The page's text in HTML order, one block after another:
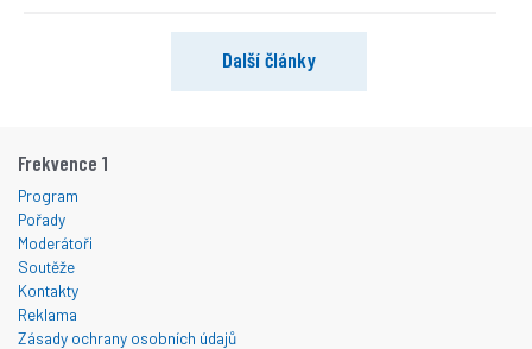
Další články
Frekvence 1
Program
Pořady
Moderátoři
Soutěže
Kontakty
Reklama
Zásady ochrany osobních údajů